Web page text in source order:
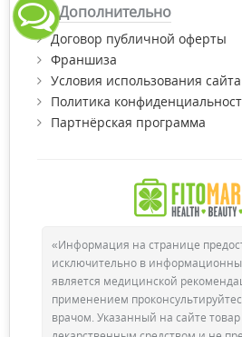
Дополнительно
Договор публичной оферты
Франшиза
Условия использования сайта
Политика
Партнёрская программа
«Информация на странице
исключительно в
является медицинской
применением
врачом. Указанный на сайте товар